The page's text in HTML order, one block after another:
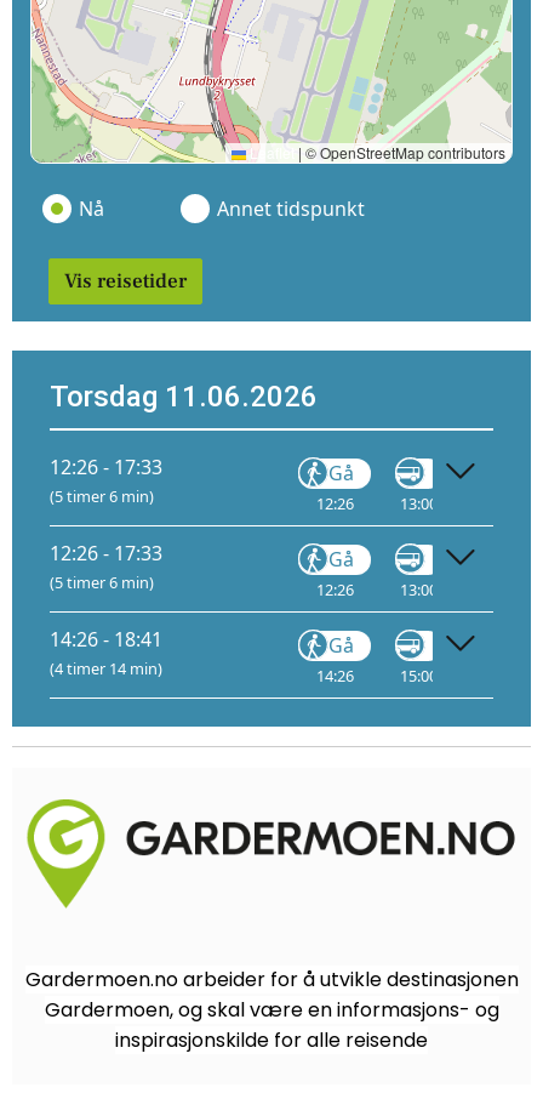
Leaflet | © OpenStreetMap contributors
Nå Annet tidspunkt
Vis reisetider
Torsdag 11.06.2026
12:26 - 17:33
(5 timer 6 min)
Gå
12:26 13:00
12:26 - 17:33
(5 timer 6 min)
Gå
12:26 13:00
14:26 - 18:41
(4 timer 14 min)
Gå
14:26 15:00
Gardermoen.no arbeider for å utvikle destinasjonen
Gardermoen, og skal være en informasjons- og
inspirasjonskilde for alle reisende